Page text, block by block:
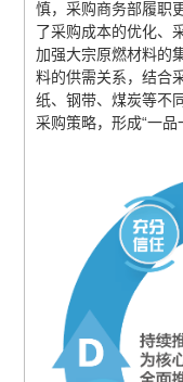
慎，采购商务部履职
了采购成本的优化、
加强大宗原燃材料的
料的供需关系，结合
纸、钢带、煤炭等不
采购策略，形成“一品